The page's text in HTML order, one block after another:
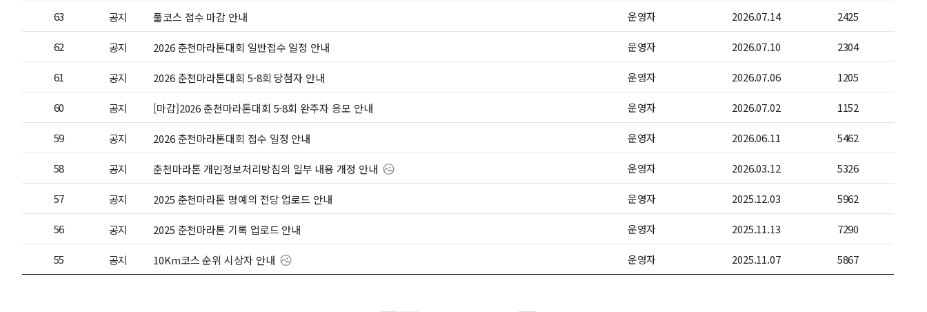
63 공지 풀코스 접수 마감 안내 운영자 2026.07.14 2425
62 공지 2026 춘천마라톤대회 일반접수 일정 안내 운영자 2026.07.10 2304
61 공지 2026 춘천마라톤대회 5-8회 당첨자 안내 운영자 2026.07.06 1205
60 공지 [마감]2026 춘천마라톤대회 5-8회 완주자 응모 안내 운영자 2026.07.02 1152
59 공지 2026 춘천마라톤대회 접수 일정 안내 운영자 2026.06.11 5462
58 공지 춘천마라톤 개인정보처리방침의 일부 내용 개정 안내 운영자 2026.03.12 5326
57 공지 2025 춘천마라톤 명예의 전당 업로드 안내 운영자 2025.12.03 5962
56 공지 2025 춘천마라톤 기록 업로드 안내 운영자 2025.11.13 7290
55 공지 10Km코스 순위 시상자 안내 운영자 2025.11.07 5867